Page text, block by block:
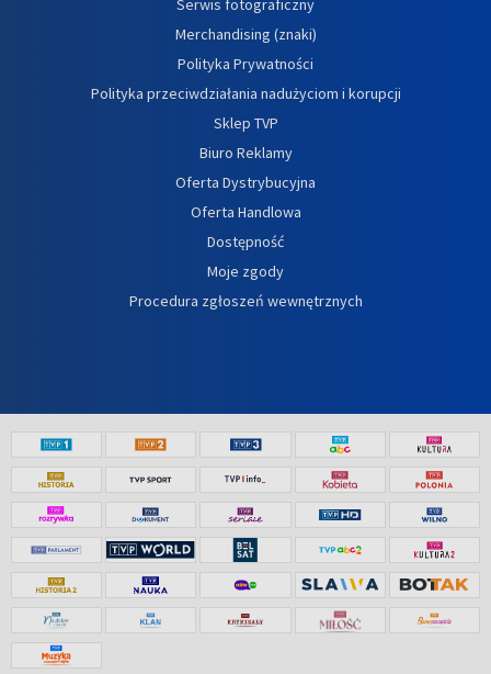
Serwis fotograficzny
Merchandising (znaki)
Polityka Prywatności
Polityka przeciwdziałania nadużyciom i korupcji
Sklep TVP
Biuro Reklamy
Oferta Dystrybucyjna
Oferta Handlowa
Dostępność
Moje zgody
Procedura zgłoszeń wewnętrznych